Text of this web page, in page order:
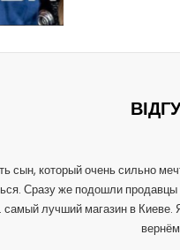
сын, который очень сильно
Сразу же подошли продавцы
лучший магазин в Киеве.